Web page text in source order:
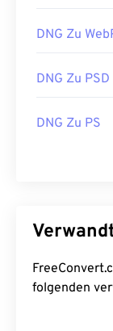
DNG Zu
DNG Zu PSD
DNG Zu PS
folgenden